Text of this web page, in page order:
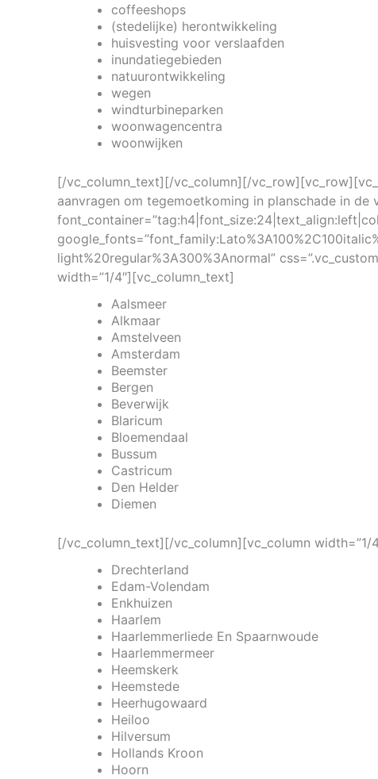
coffeeshops
(stedelijke) herontwikkeling
huisvesting voor verslaafden
inundatiegebieden
natuurontwikkeling
wegen
windturbineparken
woonwagencentra
woonwijken
[/vc_column_text][/vc_column][/
aanvragen om tegemoetkoming in planschade in de
light%20regular%3A300%3Anormal”
width=”1/4″][vc_column_text]
Aalsmeer
Alkmaar
Amstelveen
Amsterdam
Beemster
Bergen
Beverwijk
Blaricum
Bloemendaal
Bussum
Castricum
Den Helder
Diemen
[/vc_column_text][/vc_column][vc_column width=”1/
Drechterland
Edam-Volendam
Enkhuizen
Haarlem
Haarlemmerliede En Spaarnwoude
Haarlemmermeer
Heemskerk
Heemstede
Heerhugowaard
Heiloo
Hilversum
Hollands Kroon
Hoorn